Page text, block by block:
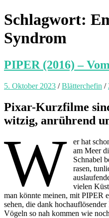
Schlagwort:
Syndrom
PIPER (2016) –
5. Oktober 2023 /Blätterchefin /
Pixar-Kurzfilme
witzig, anrührend
W
er hat
am Meer
Schnabel
rasen,
vielen
man könnte meinen, mit PIPER
sehen, die dank
Vögeln so nah kommen wie